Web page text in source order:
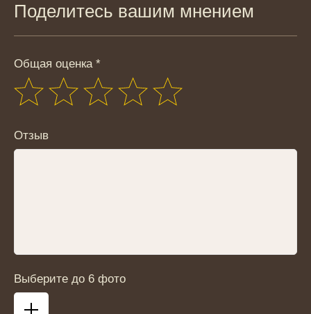
Поделитесь вашим мнением
Общая оценка *
Отзыв
Выберите до 6 фото